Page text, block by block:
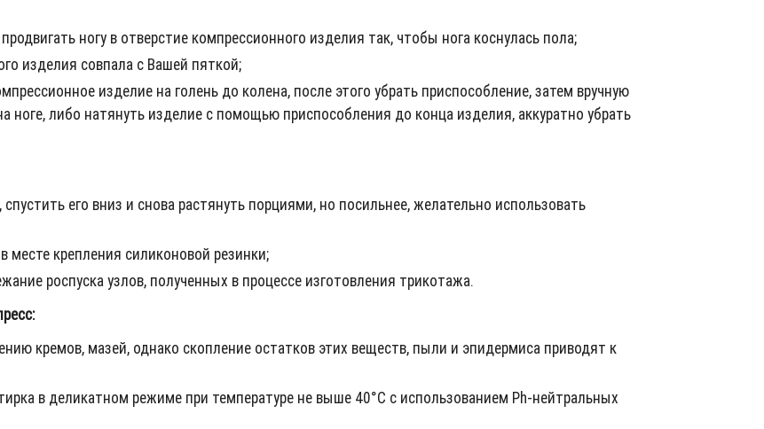
ногу в отверстие компрессионного изделия так, чтобы нога коснулась пола;
изделия совпала с Вашей пяткой;
изделие на голень до колена, после этого убрать приспособление, затем вручную
ноге, либо натянуть изделие с помощью приспособления до конца изделия, аккуратно убрать
его вниз и снова растянуть порциями, но посильнее, желательно использовать
крепления силиконовой резинки;
роспуска узлов, полученных в процессе изготовления трикотажа.
кремов, мазей, однако скопление остатков этих веществ, пыли и эпидермиса приводят к
в деликатном режиме при температуре не выше 40°C с использованием Ph-нейтральных